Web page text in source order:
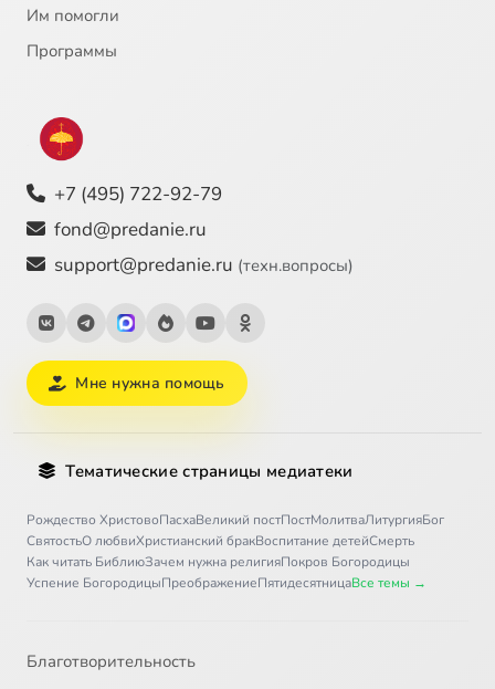
Им помогли
Программы
+7 (495) 722-92-79
fond@predanie.ru
support@predanie.ru (техн.вопросы)
Мне нужна помощь
Тематические страницы медиатеки
Рождество ХристовоПасхаВеликий постПостМолитваЛитургияБог
СвятостьО любвиХристианский бракВоспитание детейСмерть
Как читать БиблиюЗачем нужна религияПокров Богородицы
Успение БогородицыПреображениеПятидесятницаВсе темы →
Благотворительность